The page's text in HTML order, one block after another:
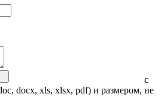
с
docx, xls, xlsx, pdf) и размером, не